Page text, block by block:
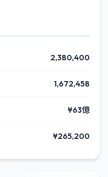
2,380,400
1,672,458
¥63億
¥265,200